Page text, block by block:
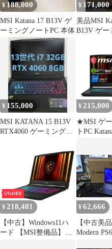
¥ 188,000
MSI Katana 17 B13V ゲ
ーミングノートPC 本体
¥ 171,000
美品MSI
B13V ゲー
¥ 155,000
MSI KATANA 15 B13V
RTX4060 ゲーミングノ
¥ 215,000
★MSI ゲ
トPC
5%OFF
¥ 218,481
【中古】Windows11ハ
ード 【MSI整備品】ゲ
¥62,666
【中古美
Modern